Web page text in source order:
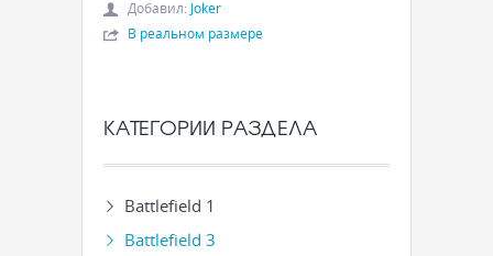
Добавил: Joker
В реальном размере
КАТЕГОРИИ РАЗДЕЛА
Battlefield 1
Battlefield 3